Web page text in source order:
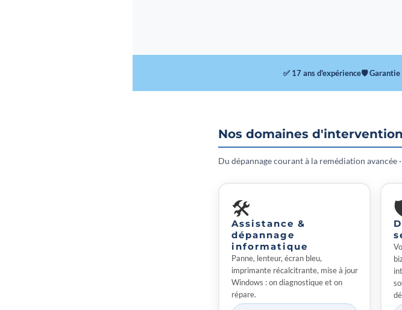
✅ 17 ans d'expérience🛡 Garantie
Nos domaines d'intervention
Du dépannage courant à la remédiation
🛠
Assistance &
dépannage
informatique
Panne, lenteur, écran bleu,
imprimante récalcitrante, mise à jour
Windows : on diagnostique et on
répare.